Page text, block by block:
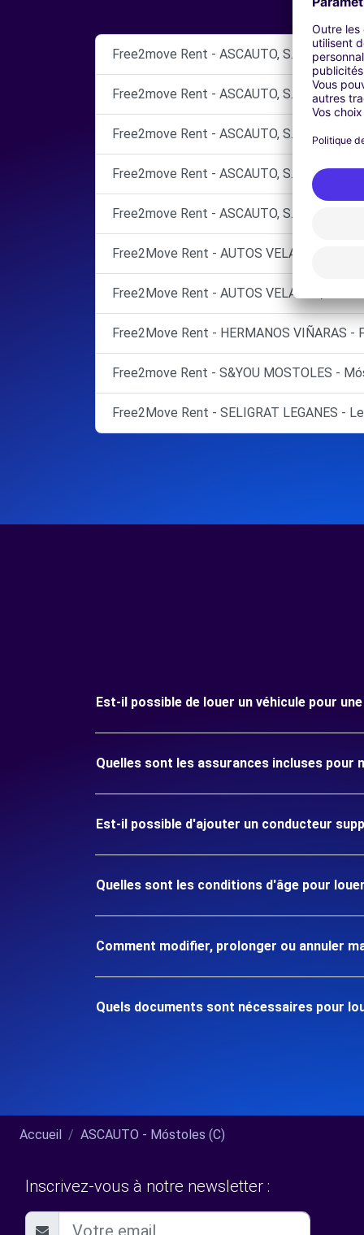
Free2move Rent - ASCAUTO, S.A. -
Free2move Rent - ASCAUTO, S.A. -
Free2move Rent - ASCAUTO, S.A. -
Free2move Rent - ASCAUTO, S.A. -
Free2move Rent - ASCAUTO, S.A. -
Free2Move Rent - AUTOS VELASCO, S.L. -
Free2Move Rent - AUTOS VELASCO, S.L. -
Free2Move Rent - HERMANOS VIÑARAS -
Free2move Rent - S&YOU MOSTOLES -
Free2Move Rent - SELIGRAT LEGANES -
Est-il possible de louer un véhicule pour
Quelles sont les assurances incluses pour
Est-il possible d'ajouter un conducteur
Quelles sont les conditions d'âge pour
Comment modifier, prolonger ou annuler
Quels documents sont nécessaires pour
Accueil ASCAUTO - Móstoles (C)
Inscrivez-vous à notre newsletter :